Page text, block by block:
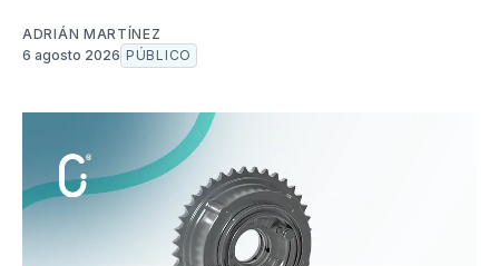
ADRIÁN MARTÍNEZ
6 agosto 2026 PÚBLICO